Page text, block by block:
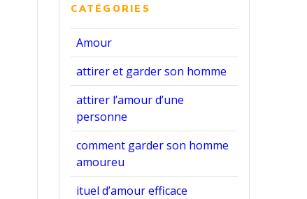
CATÉGORIES
Amour
attirer et garder son homme
attirer l’amour d’une
personne
comment garder son homme
amoureu
ituel d’amour efficace